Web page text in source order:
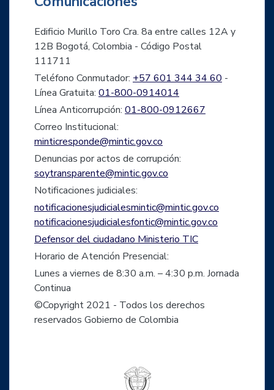
Edificio Murillo Toro Cra. 8a entre calles 12A y
12B Bogotá, Colombia - Código Postal
111711
Teléfono Conmutador: +57 601 344 34 60 -
Línea Gratuita: 01-800-0914014
Línea Anticorrupción: 01-800-0912667
Correo Institucional:
minticresponde@mintic.gov.co
Denuncias por actos de corrupción:
soytransparente@mintic.gov.co
Notificaciones judiciales:
notificacionesjudicialesmintic@mintic.gov.co
notificacionesjudicialesfontic@mintic.gov.co
Defensor del ciudadano Ministerio TIC
Horario de Atención Presencial:
Lunes a viernes de 8:30 a.m. – 4:30 p.m. Jornada
Continua
©Copyright 2021 - Todos los derechos
reservados Gobierno de Colombia